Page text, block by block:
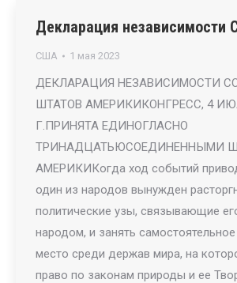
Декларация независимости
США 1 мая 2023
ДЕКЛАРАЦИЯ НЕЗАВИСИМОСТИ
ШТАТОВ АМЕРИКИКОНГРЕСС, 4
Г.ПРИНЯТА ЕДИНОГЛАСНО
ТРИНАДЦАТЬЮСОЕДИНЕННЫМИ
АМЕРИКИКогда ход событий
один из народов вынужден
политические узы, связывающие
народом, и занять
место среди держав мира, на
право по законам природы и ее